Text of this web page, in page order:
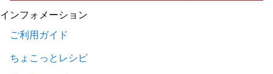
インフォメーション
ご利用ガイド
ちょこっとレシピ